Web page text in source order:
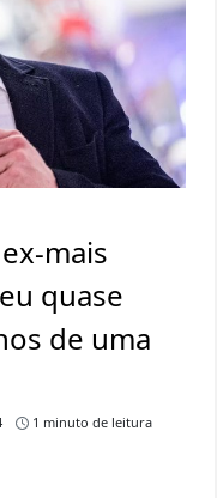
mais
quase
de uma
1 minuto de leitura